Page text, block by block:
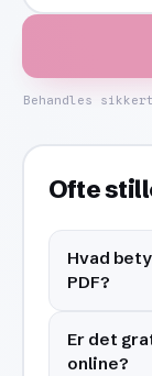
Behandles
Ofte
Hvad
PDF?
Er det
online?